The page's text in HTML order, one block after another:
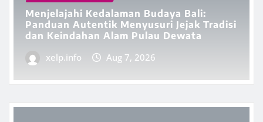
Menjelajahi Kedalaman Budaya Bali:
Panduan Autentik Menyusuri Jejak Tradisi
dan Keindahan Alam Pulau Dewata
xelp.info
Aug 7, 2026